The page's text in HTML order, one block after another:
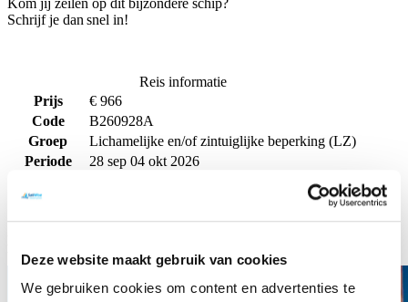
Deze website maakt gebruik van cookies
We gebruiken cookies om content en advertenties te
Schrijf je dan snel in!
Reis informatie
Prijs
€ 966
Code
B260928A
Groep
Lichamelijke en/of zintuiglijke beperking (LZ)
Periode
28 sep 04 okt 2026
Deelnemers
Aant. dagen 7
beperking (LZ), Lutgerdina